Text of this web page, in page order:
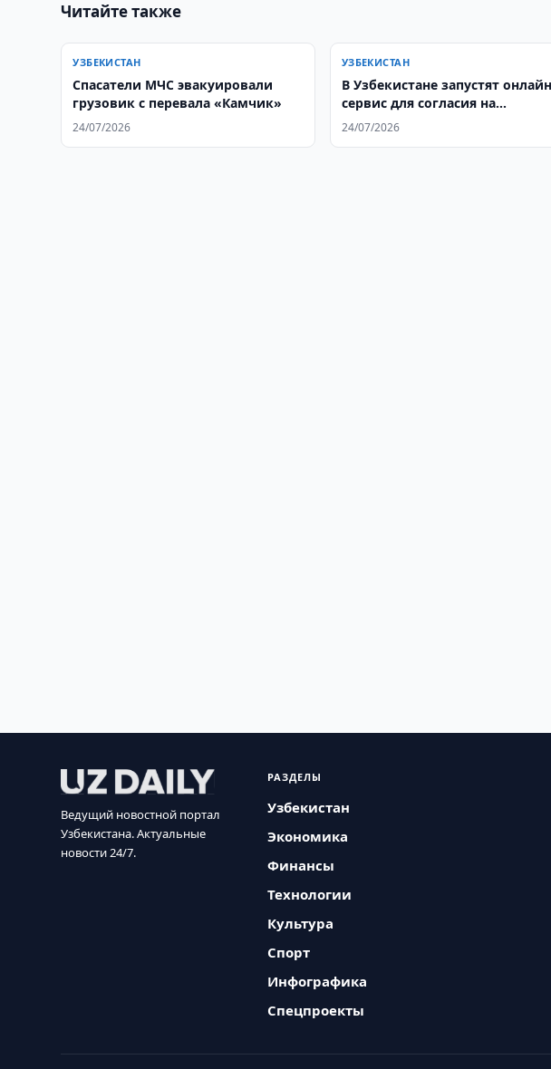
Читайте также
УЗБЕКИСТАН
Спасатели МЧС эвакуировали
грузовик с перевала «Камчик»
24/07/2026
УЗБЕКИСТАН
В Узбекистане запустят
сервис для согласия на
регистрацию жилья
24/07/2026
Ведущий новостной портал
Узбекистана. Актуальные
новости 24/7.
РАЗДЕЛЫ
Узбекистан
Экономика
Финансы
Технологии
Культура
Спорт
Инфографика
Спецпроекты